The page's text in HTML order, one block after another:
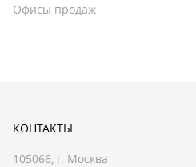
Офисы продаж
КОНТАКТЫ
105066, г. Москва